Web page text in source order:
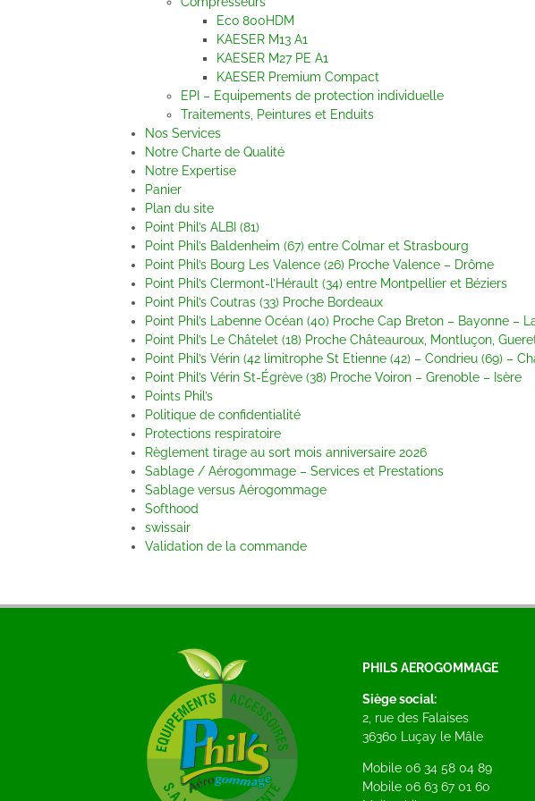
Eco 800HDM
KAESER M13 A1
KAESER M27 PE A1
KAESER Premium Compact
EPI – Equipements de protection individuelle
Traitements, Peintures et Enduits
Nos Services
Notre Charte de Qualité
Notre Expertise
Panier
Plan du site
Point Phil’s ALBI (81)
Point Phil’s Baldenheim (67) entre Colmar et Strasbourg
Point Phil’s Bourg Les Valence (26) Proche Valence – Drôme
Point Phil’s Clermont-l’Hérault (34) entre Montpellier et Béziers
Point Phil’s Coutras (33) Proche Bordeaux
Point Phil’s Labenne Océan (40) Proche Cap Breton – Bayonne –
Point Phil’s Le Châtelet (18) Proche Châteauroux, Montluçon,
Point Phil’s Vérin (42 limitrophe St Etienne (42) – Condrieu (69) –
Point Phil’s Vérin St-Égrève (38) Proche Voiron – Grenoble – Isère
Points Phil’s
Politique de confidentialité
Protections respiratoire
Règlement tirage au sort mois anniversaire 2026
Sablage / Aérogommage – Services et Prestations
Sablage versus Aérogommage
Softhood
swissair
Validation de la commande
PHILS AEROGOMMAGE
Siège social:
2, rue des Falaises
36360 Luçay le Mâle
Mobile 06 34 58 04 89
Mobile 06 63 67 01 60